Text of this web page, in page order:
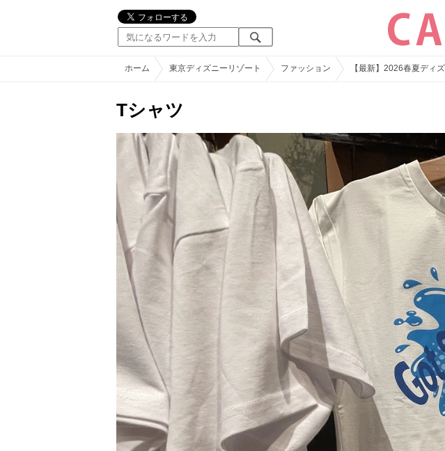
ホーム 東京ディズニーリゾート ファッション 【最新】2026春夏ディ
Tシャツ